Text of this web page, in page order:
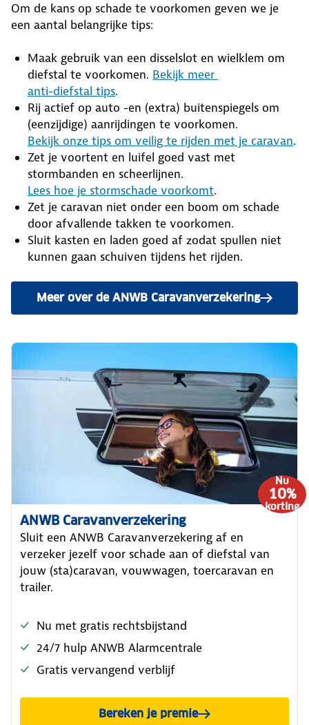
Om de kans op schade te voorkomen geven we je
een aantal belangrijke tips:
Maak gebruik van een disselslot en wielklem om
diefstal te voorkomen. Bekijk meer
anti-diefstal tips.
Rij actief op auto -en (extra) buitenspiegels om
(eenzijdige) aanrijdingen te voorkomen.
Bekijk onze tips om veilig te rijden met je caravan.
Zet je voortent en luifel goed vast met
stormbanden en scheerlijnen.
Lees hoe je stormschade voorkomt.
Zet je caravan niet onder een boom om schade
door afvallende takken te voorkomen.
Sluit kasten en laden goed af zodat spullen niet
kunnen gaan schuiven tijdens het rijden.
Meer over de ANWB Caravanverzekering
en bereken je premie.
Nu
10%
korting
ANWB Caravanverzekering
Sluit een ANWB Caravanverzekering af en
verzeker jezelf voor schade aan of diefstal van
jouw (sta)caravan, vouwwagen, toercaravan en
trailer.
Nu met gratis rechtsbijstand
24/7 hulp ANWB Alarmcentrale
Gratis vervangend verblijf
Bereken je premie